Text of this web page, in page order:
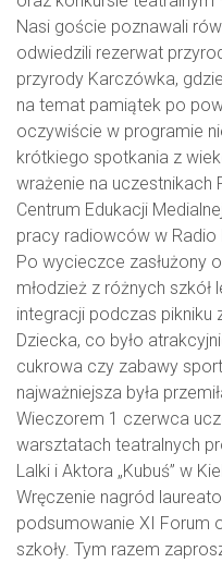
Nasi goście poznawali
odwiedzili rezerwat
przyrody Karczówka,
na temat pamiątek po
oczywiście w programie
krótkiego spotkania z
wrażenie na uczestnikach
Centrum Edukacji
pracy radiowców w Radio
Po wycieczce zasłużony
młodzież z różnych szkół
integracji podczas pikniku
Dziecka, co było
cukrowa czy zabawy
najważniejsza była
Wieczorem 1 czerwca
warsztatach teatralnych
Lalki i Aktora „Kubuś” w
Wręczenie nagród
podsumowanie XI Forum
szkoły. Tym razem